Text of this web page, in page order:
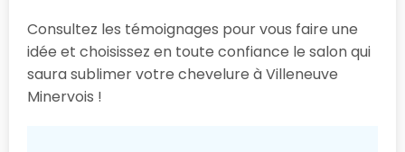
Consultez les témoignages pour vous faire une
idée et choisissez en toute confiance le salon qui
saura sublimer votre chevelure à Villeneuve
Minervois !